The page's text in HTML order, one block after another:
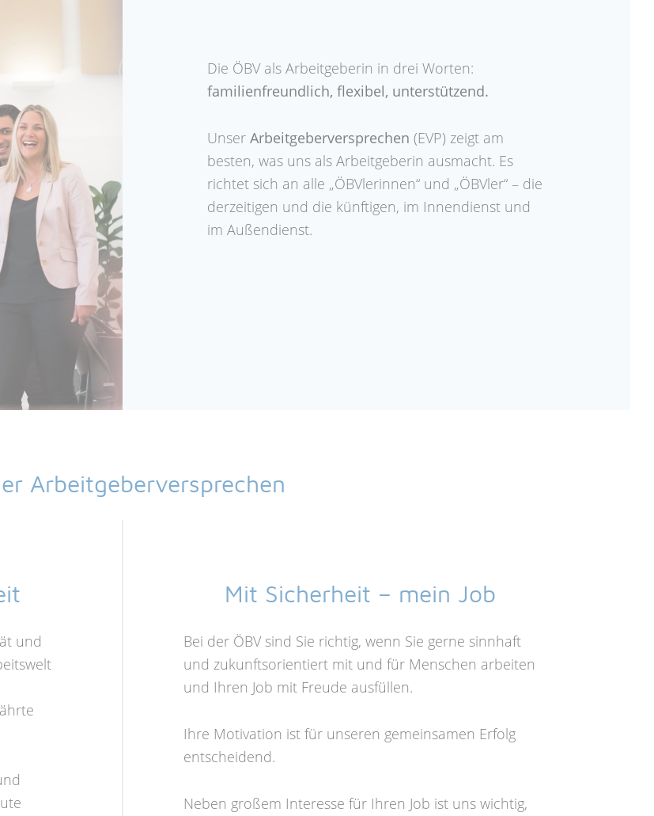
Die ÖBV als Arbeitgeberin in drei Worten:
familienfreundlich, flexibel, unterstützend.
Unser Arbeitgeberversprechen (EVP) zeigt am
besten, was uns als Arbeitgeberin ausmacht. Es
richtet sich an alle „ÖBVlerinnen“ und „ÖBVler“ – die
derzeitigen und die künftigen, im Innendienst und
im Außendienst.
Arbeitgeberversprechen
und
Mit Sicherheit – mein Job
Bei der ÖBV sind Sie richtig, wenn Sie gerne sinnhaft
und zukunftsorientiert mit und für Menschen arbeiten
und Ihren Job mit Freude ausfüllen.
Ihre Motivation ist für unseren gemeinsamen Erfolg
entscheidend.
Neben großem Interesse für Ihren Job ist uns wichtig,